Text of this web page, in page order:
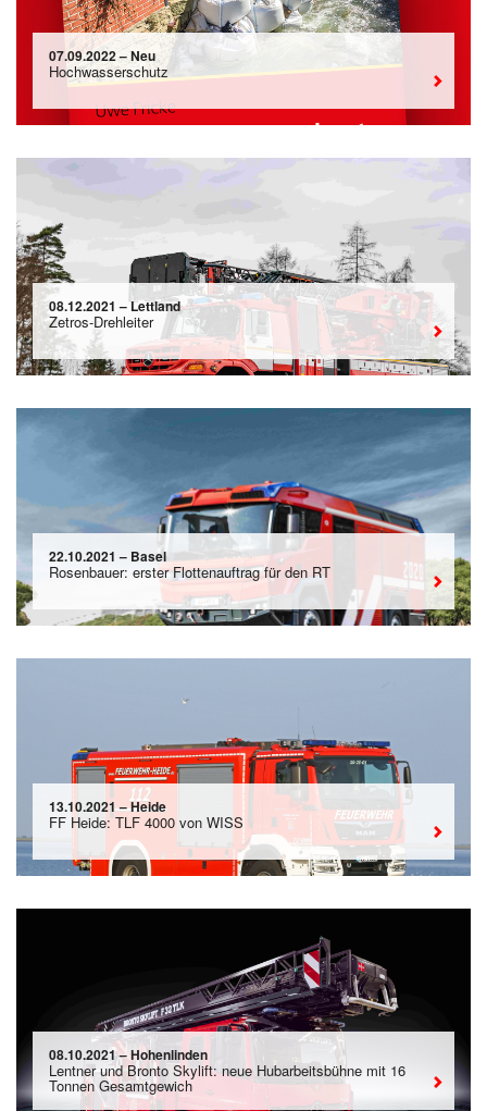
07.09.2022 – Neu
Hochwasserschutz
08.12.2021 – Lettland
Zetros-Drehleiter
22.10.2021 – Basel
Rosenbauer: erster Flottenauftrag für den RT
13.10.2021 – Heide
FF Heide: TLF 4000 von WISS
08.10.2021 – Hohenlinden
Lentner und Bronto Skylift: neue Hubarbeitsbühne mit 16
Tonnen Gesamtgewich